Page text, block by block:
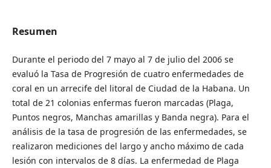
Resumen
Durante el periodo del 7 mayo al 7 de julio del 2006 se
evaluó la Tasa de Progresión de cuatro enfermedades de
coral en un arrecife del litoral de Ciudad de la Habana. Un
total de 21 colonias enfermas fueron marcadas (Plaga,
Puntos negros, Manchas amarillas y Banda negra). Para el
análisis de la tasa de progresión de las enfermedades, se
realizaron mediciones del largo y ancho máximo de cada
lesión con intervalos de 8 días. La enfermedad de Plaga